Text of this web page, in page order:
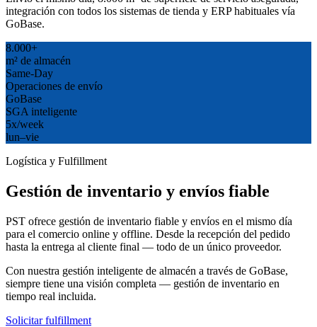
integración con todos los sistemas de tienda y ERP habituales vía
GoBase.
8.000+
m² de almacén
Same-Day
Operaciones de envío
GoBase
SGA inteligente
5x/week
lun–vie
Logística y Fulfillment
Gestión de inventario y envíos fiable
PST ofrece gestión de inventario fiable y envíos en el mismo día
para el comercio online y offline. Desde la recepción del pedido
hasta la entrega al cliente final — todo de un único proveedor.
Con nuestra gestión inteligente de almacén a través de GoBase,
siempre tiene una visión completa — gestión de inventario en
tiempo real incluida.
Solicitar fulfillment